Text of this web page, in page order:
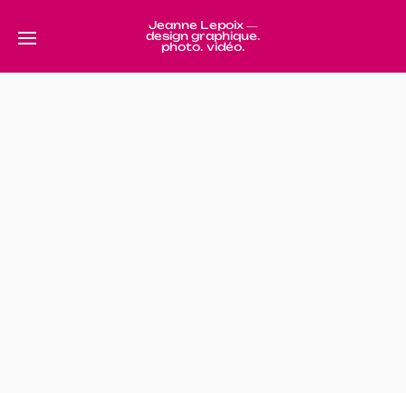
Jeanne Lepoix ―
design graphique.
photo. vidéo.